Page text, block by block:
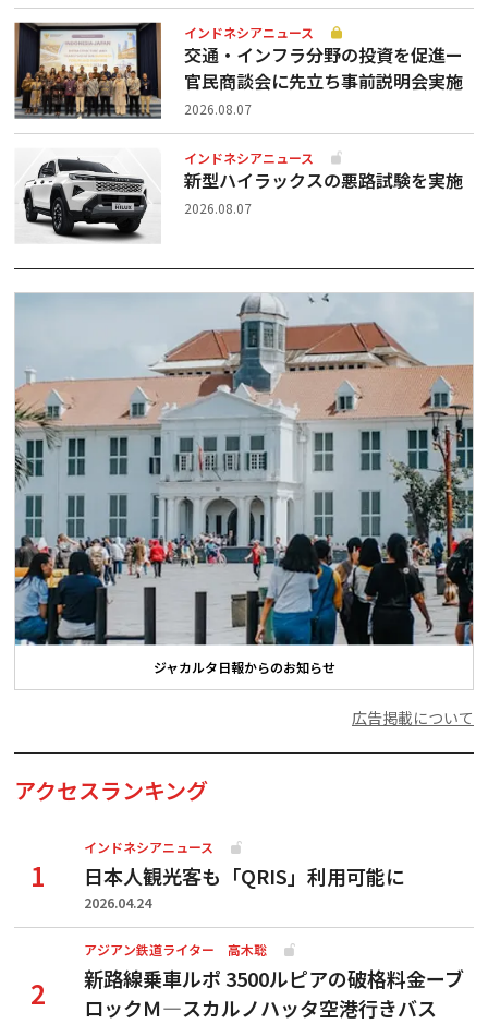
インドネシアニュース
交通・インフラ分野の投資を促進ー
官民商談会に先立ち事前説明会実施
2026.08.07
インドネシアニュース
新型ハイラックスの悪路試験を実施
2026.08.07
ジャカルタ日報からのお知らせ
広告掲載について
アクセスランキング
インドネシアニュース
日本人観光客も「QRIS」利用可能に
2026.04.24
アジアン鉄道ライター 高木聡
新路線乗車ルポ 3500ルピアの破格料金ーブ
ロックＭ―スカルノハッタ空港行きバス